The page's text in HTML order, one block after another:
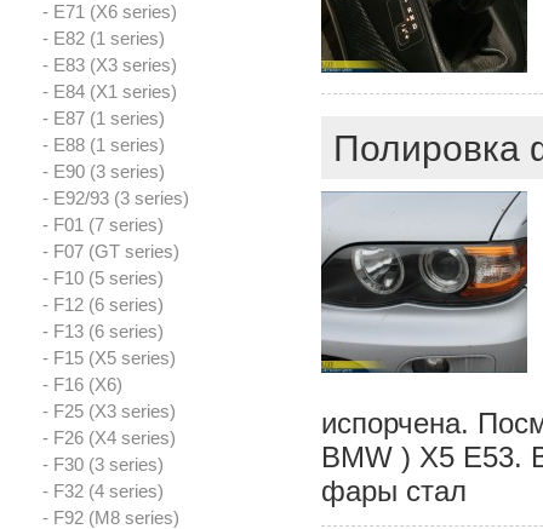
- E71 (X6 series)
- E82 (1 series)
- E83 (X3 series)
- E84 (X1 series)
- E87 (1 series)
- E88 (1 series)
- E90 (3 series)
- E92/93 (3 series)
- F01 (7 series)
- F07 (GT series)
- F10 (5 series)
- F12 (6 series)
- F13 (6 series)
- F15 (X5 series)
- F16 (X6)
- F25 (X3 series)
- F26 (X4 series)
- F30 (3 series)
- F32 (4 series)
- F92 (M8 series)
Полировка
испорчена.
BMW ) X5 E53.
фары стал